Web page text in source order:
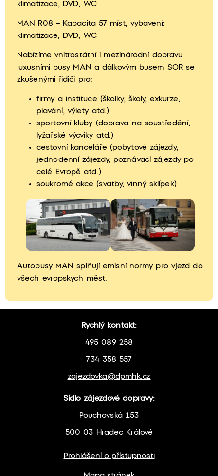
klimatizace, DVD, WC
MAN R08 – Kapacita 57 míst, vybavení:
klimatizace, DVD, WC
Nabízíme vnitrostátní i mezinárodní dopravu
luxusními busy MAN a dálkovým busem SOR se
zkušenými řidiči pro:
firmy a instituce (školky, školy, exkurze,
plavání, výlety atd.)
sportovní kluby (doprava na soustředění,
lyžařské výcviky atd.)
cestovní kanceláře (pobytové zájezdy,
jednodenní zájezdy, poznávací zájezdy po
celé Evropě atd.)
soukromé akce (svatby, vinný sklípek)
Autobusy MAN splňují emisní normy pro vjezd do
všech evropských měst.
Rychlý kontakt:
495 089 258
734 358 557
zajezdovka@dpmhk.cz
Sídlo zájezdové dopravy:
Pouchovská 153
500 03 Hradec Králové
Prohlášení o přístupnosti